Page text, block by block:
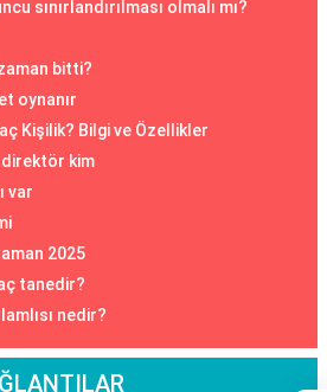
sınırlandırılması olmalı mı?
bitti?
oynanır
Kişilik? Bilgi ve Özellikler
direktör kim
var
2025
tanedir?
nedir?